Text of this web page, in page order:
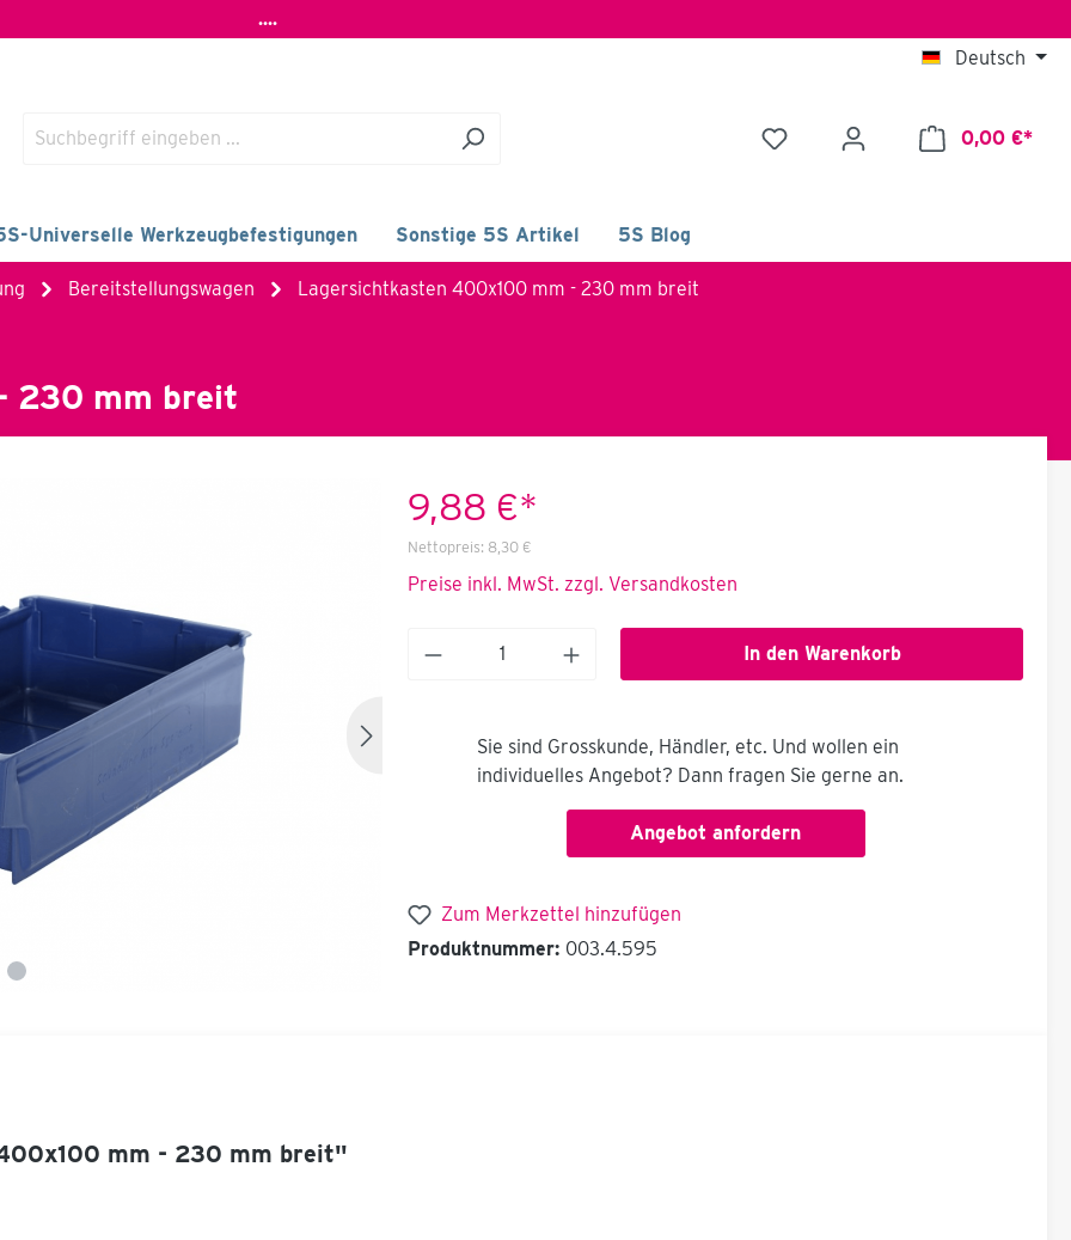
....
Deutsch
0,00 €*
Universelle Werkzeugbefestigungen Sonstige 5S Artikel 5S Blog
Bereitstellungswagen Lagersichtkasten 400x100 mm - 230 mm breit
230 mm breit
9,88 €*
Nettopreis: 8,30 €
Preise inkl. MwSt. zzgl. Versandkosten
In den Warenkorb
Sie sind Grosskunde, Händler, etc. Und wollen ein
individuelles Angebot? Dann fragen Sie gerne an.
Angebot anfordern
Zum Merkzettel hinzufügen
Produktnummer: 003.4.595
mm - 230 mm breit"